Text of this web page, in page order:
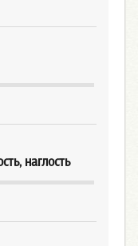
наглость